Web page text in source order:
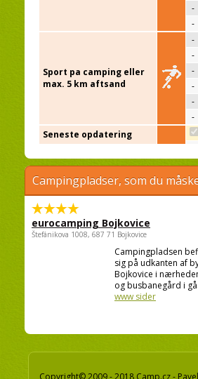
-
-
Sport pa camping eller
max. 5 km aftsand
-
-
-
-
-
-
Seneste opdatering
Campingpladser, som du
eurocamping Bojkovice
Štefánikova 1008, 687 71 Bojkovice
Campingpladsen
sig på udkanten af
Bojkovice i
og busbanegård i
www sider